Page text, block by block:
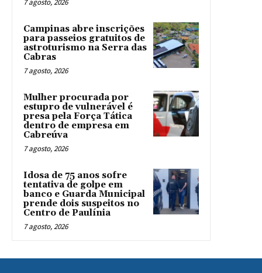
Campinas abre inscrições
para passeios gratuitos de
astroturismo na Serra das
Cabras
7 agosto, 2026
Mulher procurada por
estupro de vulnerável é
presa pela Força Tática
dentro de empresa em
Cabreúva
7 agosto, 2026
Idosa de 75 anos sofre
tentativa de golpe em
banco e Guarda Municipal
prende dois suspeitos no
Centro de Paulínia
7 agosto, 2026